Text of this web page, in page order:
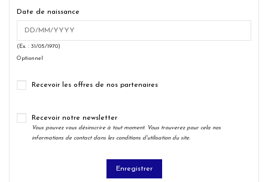
Date de naissance
(Ex. : 31/05/1970)
Optionnel
Recevoir les offres de nos partenaires
Recevoir notre newsletter
Vous pouvez vous désinscrire à tout moment. Vous trouverez pour cela nos
informations de contact dans les conditions d'utilisation du site.
Enregistrer